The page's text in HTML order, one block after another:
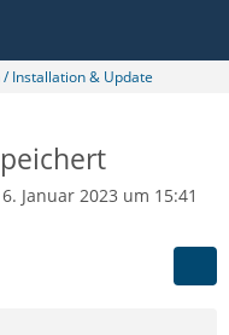
Installation & Update
Januar 2023 um 15:41